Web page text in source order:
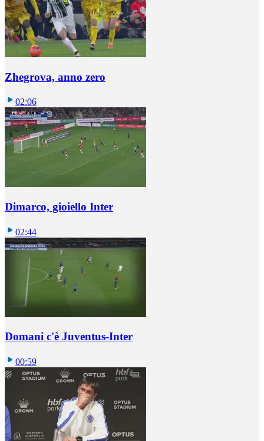
Zhegrova, anno zero
02:06
Dimarco, gioiello Inter
02:44
Domani c'è Juventus-Inter
00:59